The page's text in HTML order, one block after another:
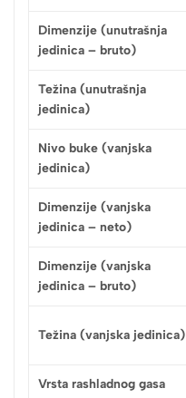
Dimenzije (unutrašnja
jedinica – bruto)
Težina (unutrašnja
jedinica)
Nivo buke (vanjska
jedinica)
Dimenzije (vanjska
jedinica – neto)
Dimenzije (vanjska
jedinica – bruto)
Težina (vanjska jedinica)
Vrsta rashladnog gasa